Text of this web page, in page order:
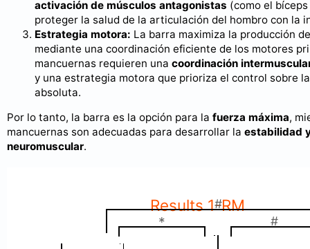
activación de músculos antagonistas (como el
proteger la salud de la articulación del hombro con la
Estrategia motora: La barra maximiza la producción
mediante una coordinación eficiente de los motores
mancuernas requieren una coordinación
y una estrategia motora que prioriza el control sobre
absoluta.
Por lo tanto, la barra es la opción para la fuerza máxima,
mancuernas son adecuadas para desarrollar la estabilidad
neuromuscular.
Results 1-RM
* #
#